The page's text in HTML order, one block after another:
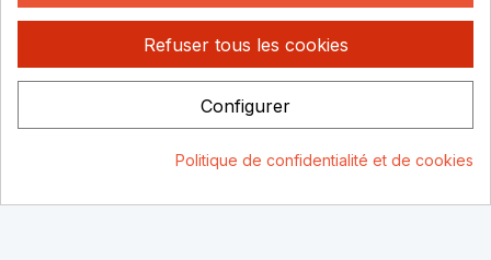
contact@rhonephilatelie.fr
Un site conçu par :
Refuser tous les cookies
Configurer
Politique de confidentialité et de cookies